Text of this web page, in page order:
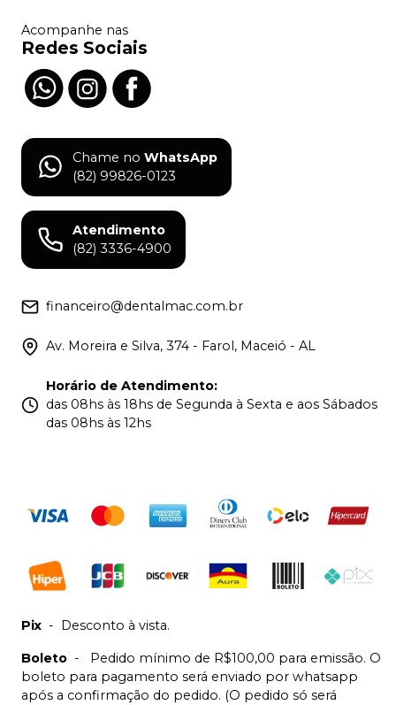
Acompanhe nas
Redes Sociais
Chame no WhatsApp
(82) 99826-0123
Atendimento
(82) 3336-4900
financeiro@dentalmac.com.br
Av. Moreira e Silva, 374 - Farol, Maceió - AL
Horário de Atendimento:
das 08hs às 18hs de Segunda à Sexta e aos Sábados
das 08hs às 12hs
Pix - Desconto à vista.
Boleto -
Pedido mínimo de R$100,00 para emissão. O
boleto para pagamento será enviado por whatsapp
após a confirmação do pedido. (O pedido só será